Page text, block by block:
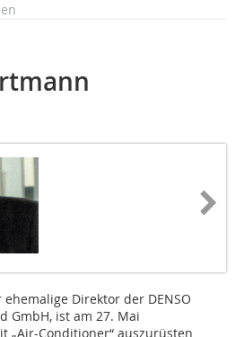
Direktor der DENSO
GmbH, ist am 27. Mai
„Air-Conditioner“ auszurüsten